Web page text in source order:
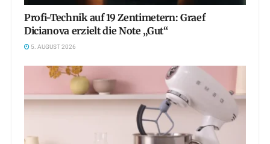
Profi-Technik auf 19 Zentimetern: Graef
Dicianova erzielt die Note „Gut“
5. AUGUST 2026